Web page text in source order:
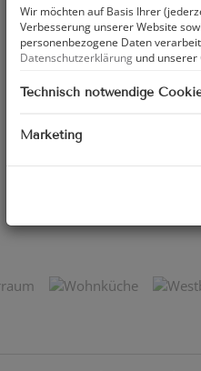
Wohnzimmer | Wohnküche
Wir möchten auf Basis Ihrer
Verbesserung unserer Website
personenbezogene Daten
Datenschutzerklärung und unserer
Technisch notwendige
Marketing